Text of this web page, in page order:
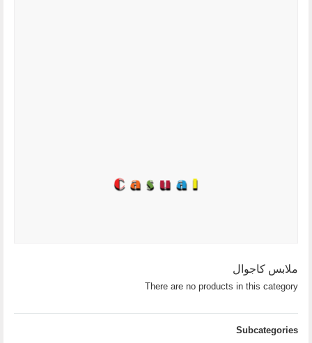
ملابس كاجوال
There are no products in this category
Subcategories